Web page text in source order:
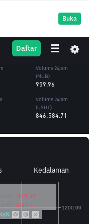
Buka
Daftar
belum tersedia
Volume 24jam
(MUB)
959.96
Volume 24jam
(USDT)
846,584.71
Kedalaman
879.49
0.62%